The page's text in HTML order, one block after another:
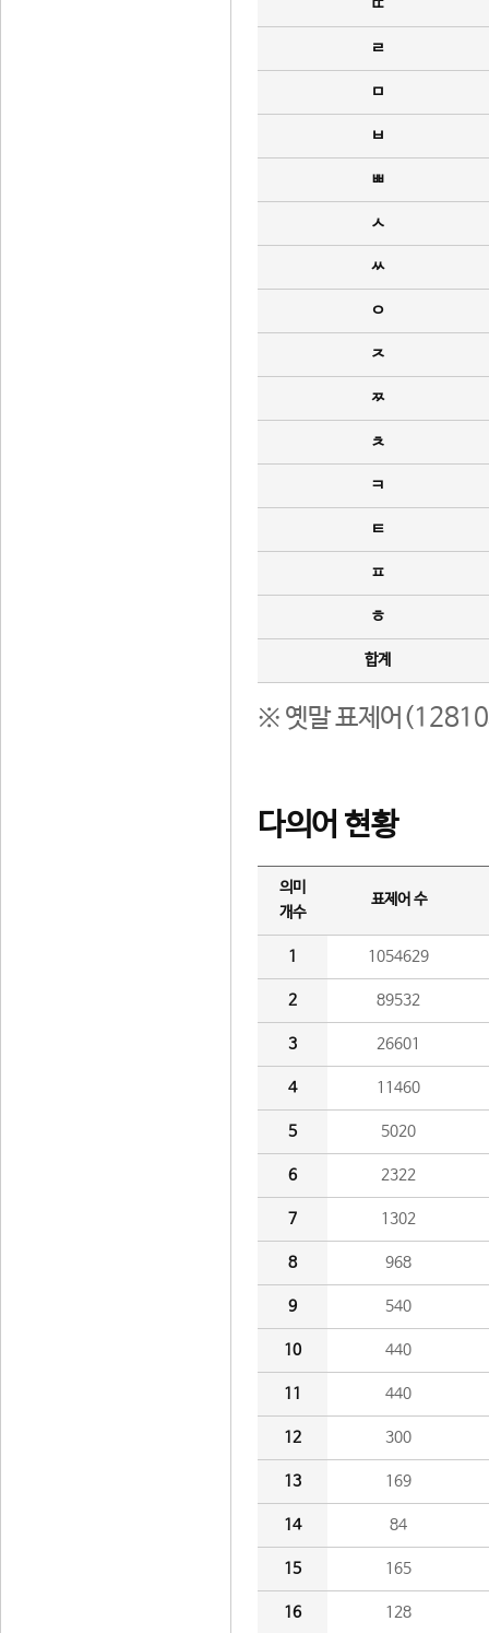
ㄸ
ㄹ
ㅁ
ㅂ
ㅃ
ㅅ
ㅆ
ㅇ
ㅈ
ㅉ
ㅊ
ㅋ
ㅌ
ㅍ
ㅎ
합계
※ 옛말 표제어(12810
다의어 현황
의미
개수
표제어 수
1 1054629
2 89532
3 26601
4 11460
5 5020
6 2322
7 1302
8 968
9 540
10 440
11 440
12 300
13 169
14 84
15 165
16 128